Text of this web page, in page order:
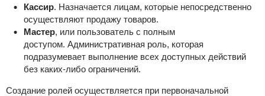
Кассир. Назначается лицам, которые непосредственно
осуществляют продажу товаров.
Мастер, или пользователь с полным
доступом. Административная роль, которая
подразумевает выполнение всех доступных действий
без каких-либо ограничений.
Создание ролей осуществляется при первоначальной